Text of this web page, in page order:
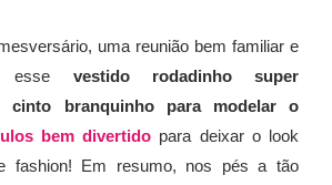
uma reunião bem familiar e
esse vestido rodadinho super
cinto branquinho para modelar o
bem divertido para deixar o look
fashion! Em resumo, nos pés a tão